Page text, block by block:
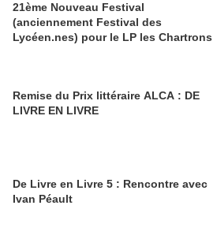
21ème Nouveau Festival
(anciennement Festival des
Lycéen.nes) pour le LP les Chartrons
Remise du Prix littéraire ALCA : DE
LIVRE EN LIVRE
De Livre en Livre 5 : Rencontre avec
Ivan Péault